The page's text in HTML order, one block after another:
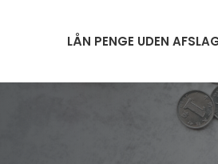
LÅN PENGE UDEN